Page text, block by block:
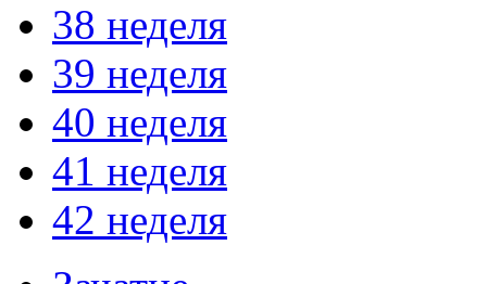
38 неделя
39 неделя
40 неделя
41 неделя
42 неделя